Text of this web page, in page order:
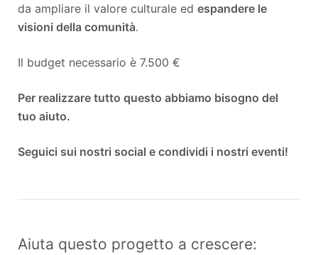
da ampliare il valore culturale ed espandere le
visioni della comunità.
Il budget necessario è 7.500 €
Per realizzare tutto questo abbiamo bisogno del
tuo aiuto.
Seguici sui nostri social e condividi i nostri eventi!
Aiuta questo progetto a crescere: